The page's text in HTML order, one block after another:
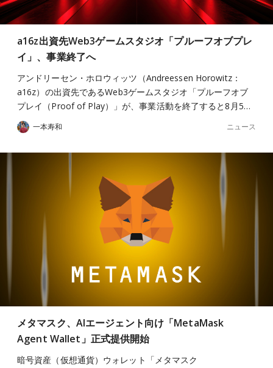
a16z出資先Web3ゲームスタジオ「プルーフオブプレ
イ」、事業終了へ
アンドリーセン・ホロウィッツ（Andreessen Horowitz：
a16z）の出資先であるWeb3ゲームスタジオ「プルーフオブ
プレイ（Proof of Play）」が、事業活動を終了すると8月5…
一本寿和 ニュース
メタマスク、AIエージェント向け「MetaMask
Agent Wallet」正式提供開始
暗号資産（仮想通貨）ウォレット「メタマスク